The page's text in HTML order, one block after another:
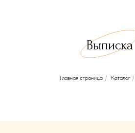
Выписка
Главная страница / Каталог /